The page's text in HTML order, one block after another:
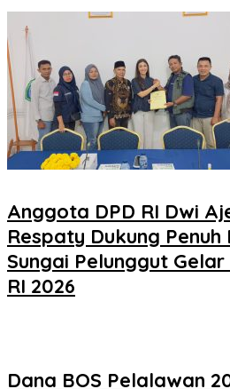
Anggota DPD RI Dwi
Respaty Dukung
Sungai Pelunggut
RI 2026
Dana BOS Pelalawan